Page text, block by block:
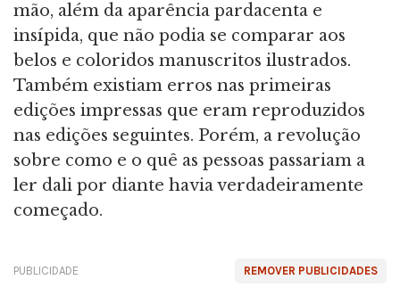
mão, além da aparência pardacenta e
insípida, que não podia se comparar aos
belos e coloridos manuscritos ilustrados.
Também existiam erros nas primeiras
edições impressas que eram reproduzidos
nas edições seguintes. Porém, a revolução
sobre como e o quê as pessoas passariam a
ler dali por diante havia verdadeiramente
começado.
REMOVER PUBLICIDADES
PUBLICIDADE